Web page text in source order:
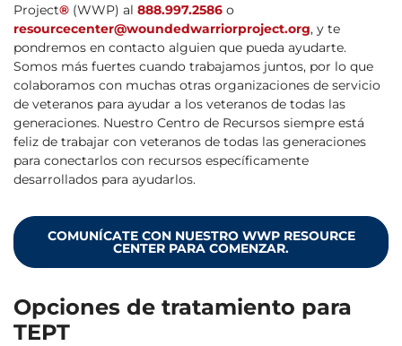
Project® (WWP) al 888.997.2586 o
resourcecenter@woundedwarriorproject.org, y te
pondremos en contacto alguien que pueda ayudarte.
Somos más fuertes cuando trabajamos juntos, por lo que
colaboramos con muchas otras organizaciones de servicio
de veteranos para ayudar a los veteranos de todas las
generaciones. Nuestro Centro de Recursos siempre está
feliz de trabajar con veteranos de todas las generaciones
para conectarlos con recursos específicamente
desarrollados para ayudarlos.
COMUNÍCATE CON NUESTRO WWP RESOURCE
CENTER PARA COMENZAR.
Opciones de tratamiento para
TEPT